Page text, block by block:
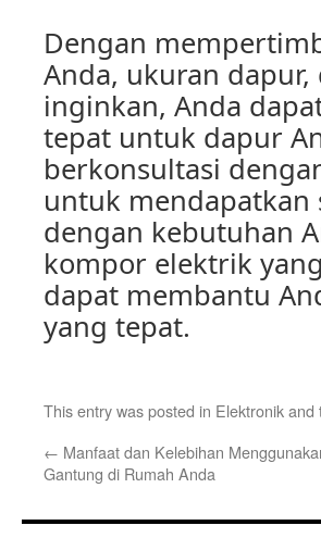
Dengan
Anda, ukuran
inginkan, Anda
tepat untuk dapur
berkonsultasi
untuk mendapatkan
dengan kebutuhan
kompor elektrik
dapat membantu
yang tepat.
This entry was posted in Elektronikand
← Manfaat dan Kelebihan
Gantung di Rumah Anda